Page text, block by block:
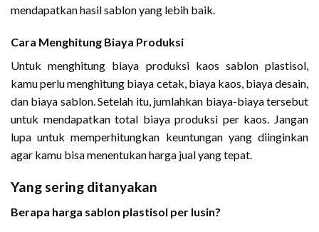
mendapatkan hasil sablon yang lebih baik.
Cara Menghitung Biaya Produksi
Untuk menghitung biaya produksi kaos sablon plastisol,
kamu perlu menghitung biaya cetak, biaya kaos, biaya desain,
dan biaya sablon. Setelah itu, jumlahkan biaya-biaya tersebut
untuk mendapatkan total biaya produksi per kaos. Jangan
lupa untuk memperhitungkan keuntungan yang diinginkan
agar kamu bisa menentukan harga jual yang tepat.
Yang sering ditanyakan
Berapa harga sablon plastisol per lusin?